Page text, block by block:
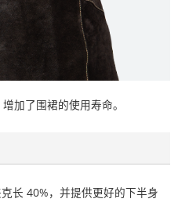
加了围裙的使用寿命。
长 40%，并提供更好的下半身